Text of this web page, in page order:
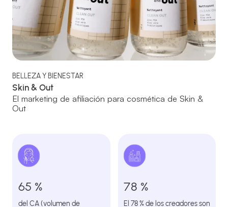
BELLEZA Y BIENESTAR
Skin & Out
El marketing de afiliación para cosmética de Skin &
Out
65 %
del CA (volumen de
78 %
El 78 % de los creadores son